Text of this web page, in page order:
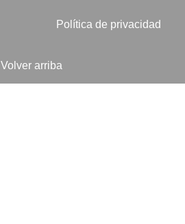
Política de privacidad
Volver arriba